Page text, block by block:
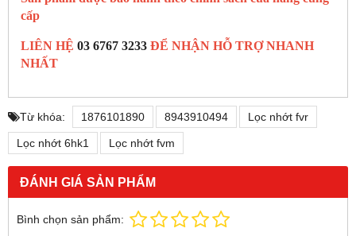
cấp
LIÊN HỆ 03 6767 3233 ĐỂ NHẬN HỖ TRỢ NHANH
NHẤT
Từ khóa: 1876101890 8943910494 Lọc nhớt fvr
Lọc nhớt 6hk1 Lọc nhớt fvm
ĐÁNH GIÁ SẢN PHẨM
Bình chọn sản phẩm: